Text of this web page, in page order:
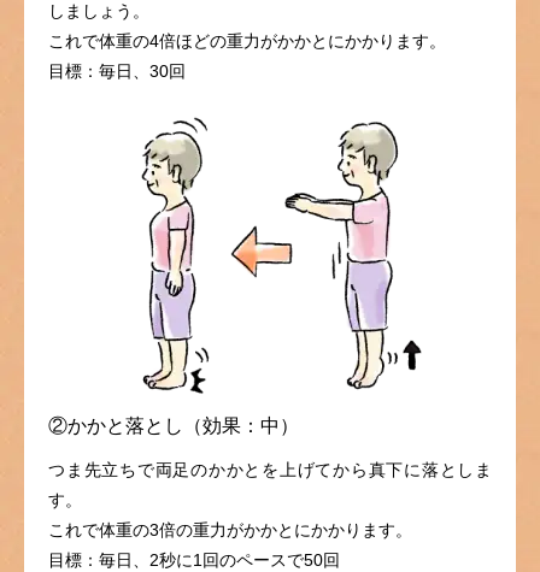
しましょう。
これで体重の4倍ほどの重力がかかとにかかります。
目標：毎日、30回
②かかと落とし（効果：中）
つま先立ちで両足のかかとを上げてから真下に落としま
す。
これで体重の3倍の重力がかかとにかかります。
目標：毎日、2秒に1回のペースで50回